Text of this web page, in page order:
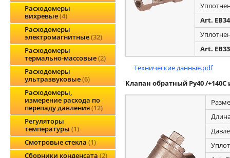
Расходомеры
вихревые 4
Расходомеры
электромагнитные 32
Расходомеры
термально-массовые 2
Расходомеры
ультразвуковые 6
Расходомеры,
измерение расхода по
перепаду давления 12
Регуляторы
температуры 1
Смотровые стекла 1
Сборники конденсата 2
Art.
Art.
Технические данные.pdf
Клапан обратный Ру40 /